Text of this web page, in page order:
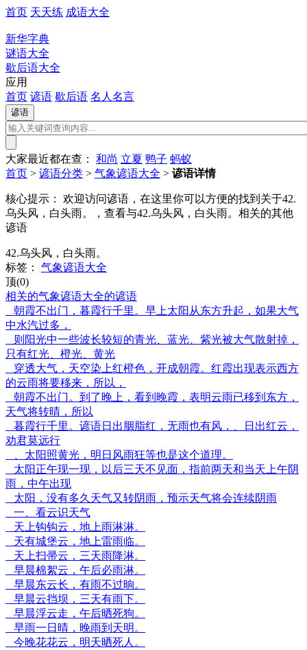
首页 天天练 成语大全
新华字典
谜语大全
歇后语大全
应用
首页 谚语 歇后语 名人名言
大家最近都在查： 和尚 立夏 鸭子 蚂蚁
首页 > 谚语分类 > 气象谚语大全 > 谚语详情
核心提示：
欢迎访问谚语，在这里你可以方便的找到关于42.
乌头风，白头雨。，查看与42.乌头风，白头雨。相关的其他
谚语
42.乌头风，白头雨。
标签：
气象谚语大全
顶(0)
相关的气象谚语大全的谚语
朝霞不出门，暮霞行千里。早上太阳从东方升起，如果大气
中水汽过多，
则阳光中一些波长较短的青光、蓝光、紫光被大气散射掉，
只有红光、橙光、黄光
穿透大气，天空染上红橙色，开成朝霞。红霞出现表示西方
的云雨将要移来，所以，
朝霞不出门。到了晚上，看到晚霞，表明云雨已移到东方，
天气将转晴，所以
暮霞行千里。谚语日出胭脂红，无雨也有风，、日出红云，
劝君莫远行
、太阳照黄光，明日风雨狂等也是这个道理。
太阳正午现一现，以后三天不见面，指前两天和当天上午阴
雨，中午出现
太阳，没有多久天气又转阴雨，预示天气将会连续阴雨
一、看云识天气
天上钩钩云，地上雨淋淋。
天有城堡云，地上雷雨临。
天上扫帚云，三天雨降淋。
早晨棉絮云，午后必雨淋。
早晨东云长，有雨不过晌。
早晨云挡坝，三天有雨下。
早晨浮云走，午后晒死狗。
早雨一日晴，晚雨到天明。
今晚花花云，明天晒死人。